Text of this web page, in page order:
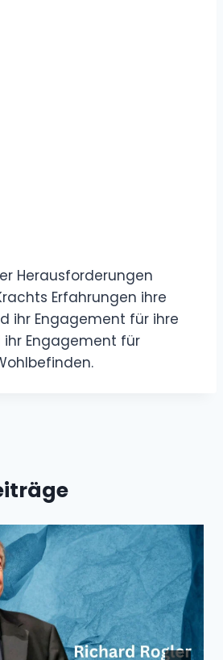
Herausforderungen
Erfahrungen ihre
ihr Engagement für ihre
Engagement für